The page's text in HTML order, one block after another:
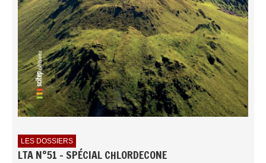
LES DOSSIERS
LTA N°51 - SPÉCIAL CHLORDECONE